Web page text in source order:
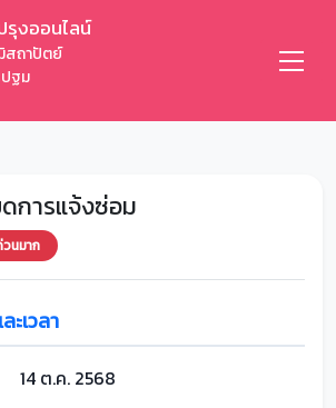
งออนไลน์
สถาปัตย์
ฐม
ดการแจ้งซ่อม
นมาก
ะเวลา
14 ต.ค. 2568